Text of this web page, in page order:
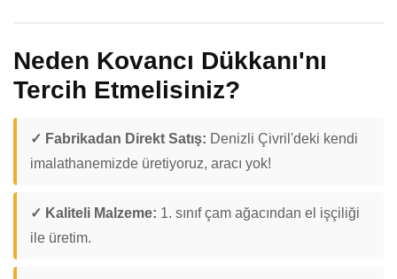
Neden Kovancı Dükkanı'nı
Tercih Etmelisiniz?
✓ Fabrikadan Direkt Satış: Denizli Çivril'deki kendi
imalathanemizde üretiyoruz, aracı yok!
✓ Kaliteli Malzeme: 1. sınıf çam ağacından el işçiliği
ile üretim.